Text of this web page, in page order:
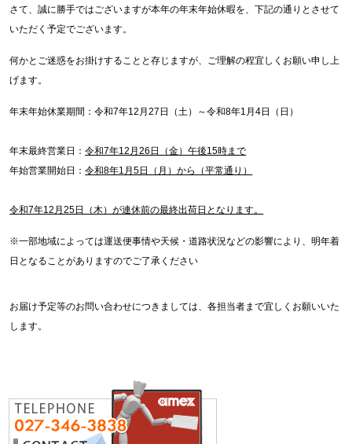
さて、誠に勝手ではございますが本年の年末年始休暇を、下記の通りとさせて
いただく予定でございます。
何かとご迷惑をお掛けすることと存じますが、ご理解の程宜しくお願い申し上
げます。
年末年始休業期間：令和7年12月27日（土）～令和8年1月4日（日）
年末最終営業日：令和7年12月26日（金）午後15時まで
年始営業開始日：令和8年1月5日（月）から（平常通り）
令和7年12月25日（木）が連休前の最終出荷日となります。
※一部地域によっては運送便事情や天候・道路状況などの影響により、明年着
日となることがありますのでご了承ください
お届け予定等のお問い合わせにつきましては、各担当者まで宜しくお願いいた
します。